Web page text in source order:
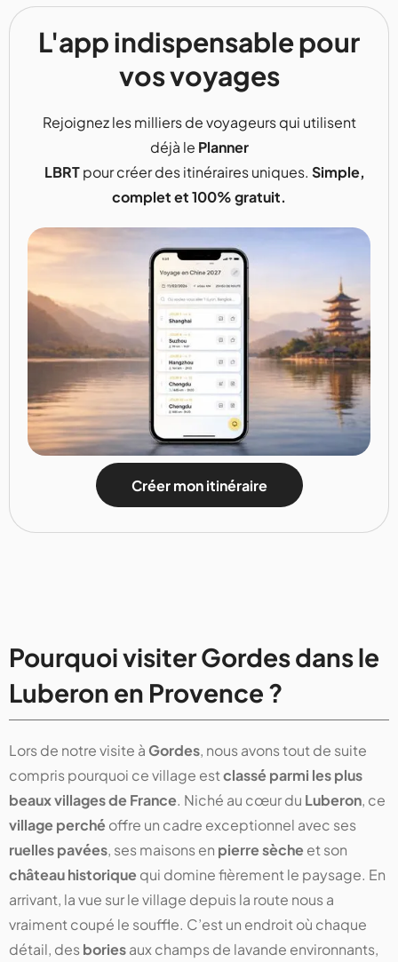
L'app indispensable pour
vos voyages
Rejoignez les milliers de voyageurs qui utilisent
déjà le Planner
LBRTpour créer des itinéraires uniques. Simple,
complet et 100% gratuit.
Créer mon itinéraire
Pourquoi visiter Gordes dans le
Luberon en Provence ?
Lors de notre visite à Gordes, nous avons tout de suite
compris pourquoi ce village estclassé parmi les plus
beaux villages de France. Niché au cœur du Luberon, ce
village perchéoffre un cadre exceptionnel avec ses
ruelles pavées, ses maisons en pierre sècheet son
château historiquequi domine fièrement le paysage. En
arrivant, la vue sur le village depuis la route nous a
vraiment coupé le souffle. C’est un endroit où chaque
détail, desboriesaux champs de lavande environnants,